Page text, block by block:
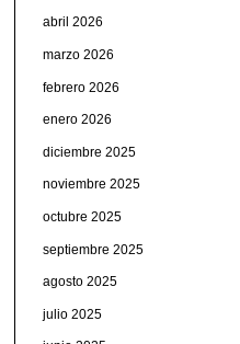
abril 2026
marzo 2026
febrero 2026
enero 2026
diciembre 2025
noviembre 2025
octubre 2025
septiembre 2025
agosto 2025
julio 2025